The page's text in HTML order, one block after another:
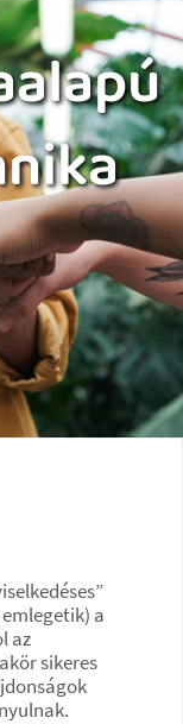
a
az
sikeres